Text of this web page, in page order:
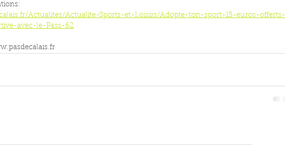
Actualites/Actualite-Sports-et-Loisirs/Adopte-ton-sport-15-euros-offerts-
avec-le-Pass-62